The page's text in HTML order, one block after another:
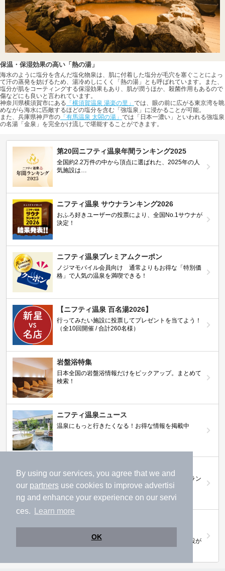
By using our services, you agree that we and
our partners use cookies to improve advertisi
ng and enhance your experience on our servi
ces.
Learn more
OK
保温・保湿効果の高い「熱の湯」
海水のように塩分を含んだ塩化物泉は、肌に付着した塩分が毛穴を塞ぐことによっ
て汗の蒸発を妨げるため、湯冷めしにくく「熱の湯」とも呼ばれています。また、
塩分が肌をコーティングする保湿効果もあり、肌が潤うほか、殺菌作用もあるので
傷などにも良いと言われています。
神奈川県横須賀市にある 「横須賀温泉 湯楽の里」 では、眼の前に広がる東京湾を眺
めながら海水に匹敵するほどの塩分を含む「強塩泉」に浸かることが可能。
また、兵庫県神戸市の 「有馬温泉 太閤の湯」 では「日本一濃い」といわれる強塩泉
の名湯「金泉」を完全かけ流しで堪能することができます。
第20回ニフティ温泉年間ランキング2025
全国約2.2万件の中から頂点に選ばれた、2025年の人
気施設は…
ニフティ温泉 サウナランキング2026
おふろ好きユーザーの投票により、全国No.1サウナが
決定！
ニフティ温泉プレミアムクーポン
ノジマモバイル会員向け 通常よりもお得な「特別価
格」で人気の温泉を満喫できる！
【ニフティ温泉 百名湯2026】
行ってみたい施設に投票してプレゼントを当てよう！
（全10回開催 / 合計260名様）
岩盤浴特集
日本全国の岩盤浴情報だけをピックアップ。まとめて
検索！
ニフティ温泉ニュース
温泉にもっと行きたくなる！お得な情報を掲載中
温浴施設をお得に楽しめるサブスクリプションプラン
内】
株主優待制度で人気の温浴施設に行こう！対象施設が
拡充されました！